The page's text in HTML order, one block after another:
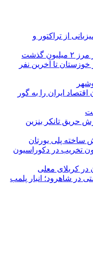
از تراکتور و
گذشت
تا آخرین نفر
ایران را به گور
حریق تانکر بنزین
ساخته پلی یورتان
تخریب در دکوراسیون
کربلای معلی
در شاهرود؛ انبار پلمب